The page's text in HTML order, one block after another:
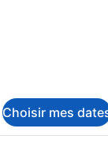
Choisir mes